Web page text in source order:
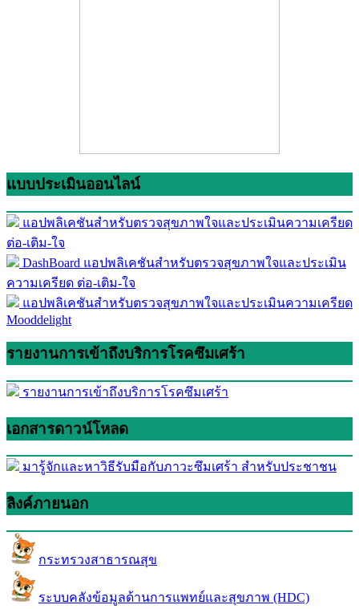
แบบประเมินออนไลน์
แอปพลิเคชันสำหรับตรวจสุขภาพใจและประเมินความเครียด
ต่อ-เติม-ใจ
DashBoard แอปพลิเคชันสำหรับตรวจสุขภาพใจและประเมิน
ความเครียด ต่อ-เติม-ใจ
แอปพลิเคชันสำหรับตรวจสุขภาพใจและประเมินความเครียด
Mooddelight
รายงานการเข้าถึงบริการโรคซึมเศร้า
รายงานการเข้าถึงบริการโรคซึมเศร้า
เอกสารดาวน์โหลด
มารู้จักและหาวิธีรับมือกับภาวะซึมเศร้า สำหรับประชาชน
ลิงค์ภายนอก
กระทรวงสาธารณสุข
ระบบคลังข้อมูลด้านการแพทย์และสุขภาพ (HDC)